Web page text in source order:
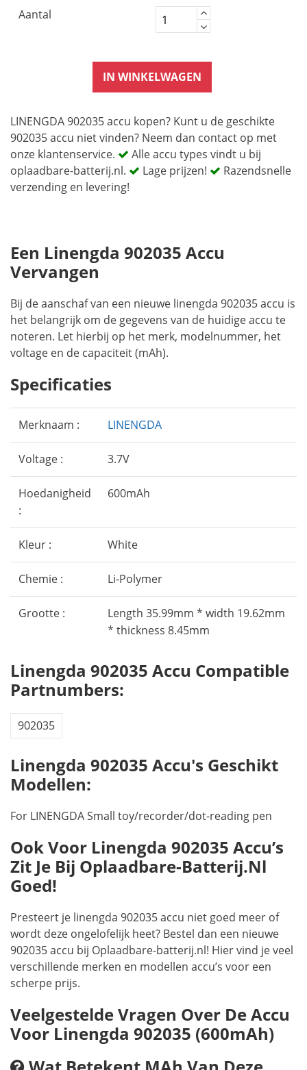
Aantal
IN WINKELWAGEN
LINENGDA 902035 accu kopen? Kunt u de geschikte
902035 accu niet vinden? Neem dan contact op met
onze klantenservice.
Alle accu types vindt u bij
oplaadbare-batterij.nl.
Lage prijzen!
Razendsnelle
verzending en levering!
Een Linengda 902035 Accu
Vervangen
Bij de aanschaf van een nieuwe linengda 902035 accu is
het belangrijk om de gegevens van de huidige accu te
noteren. Let hierbij op het merk, modelnummer, het
voltage en de capaciteit (mAh).
Specificaties
Merknaam : LINENGDA
Voltage : 3.7V
Hoedanigheid
:
600mAh
Kleur : White
Chemie : Li-Polymer
Grootte :
Length 35.99mm * width 19.62mm
* thickness 8.45mm
Linengda 902035 Accu Compatible
Partnumbers:
902035
Linengda 902035 Accu's Geschikt
Modellen:
For LINENGDA Small toy/recorder/dot-reading pen
Ook Voor Linengda 902035 Accu’s
Zit Je Bij Oplaadbare-Batterij.nl
Goed!
Presteert je linengda 902035 accu niet goed meer of
wordt deze ongelofelijk heet? Bestel dan een nieuwe
902035 accu bij Oplaadbare-batterij.nl! Hier vind je veel
verschillende merken en modellen accu’s voor een
scherpe prijs.
Veelgestelde Vragen Over De Accu
Voor Linengda 902035 (600mAh)